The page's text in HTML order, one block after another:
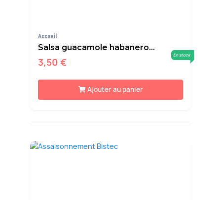
Accueil
Salsa guacamole habanero...
3,50 €
En stock
Ajouter au panier